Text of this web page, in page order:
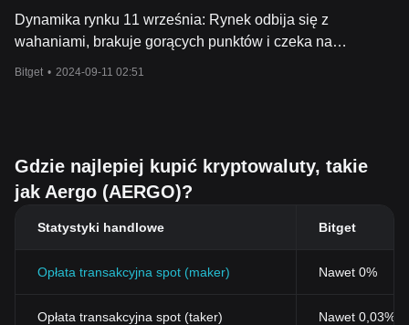
Dynamika rynku 11 września: Rynek odbija się z
wahaniami, brakuje gorących punktów i czeka na
Bitget • 2024-09-11 02:51
Gdzie najlepiej kupić kryptowaluty, takie
jak Aergo (AERGO)?
Statystyki handlowe Bitget
Opłata transakcyjna spot (maker) Nawet 0%
Opłata transakcyjna spot (taker) Nawet 0,03%